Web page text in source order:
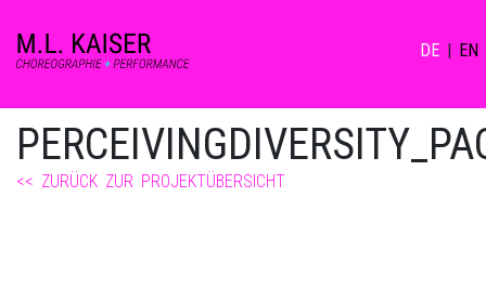
DE | EN
<< ZURÜCK ZUR PROJEKTÜBERSICHT